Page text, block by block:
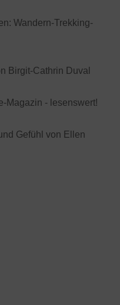
Wandern-Trekking-
Birgit-Cathrin Duval
Magazin - lesenswert!
Gefühl von Ellen